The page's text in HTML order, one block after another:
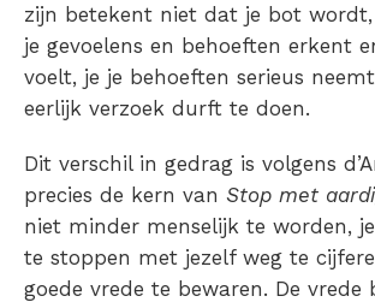
zijn betekent niet dat je bot
je gevoelens en behoeften erkent
voelt, je je behoeften serieus
eerlijk verzoek durft te doen.
Dit verschil in gedrag is volgens
precies de kern van Stop met
niet minder menselijk te worden,
te stoppen met jezelf weg te
goede vrede te bewaren. De vrede